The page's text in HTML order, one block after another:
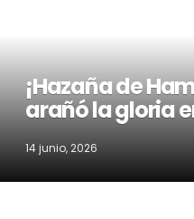
¡Hazaña de
arañó la gloria
14 junio, 2026